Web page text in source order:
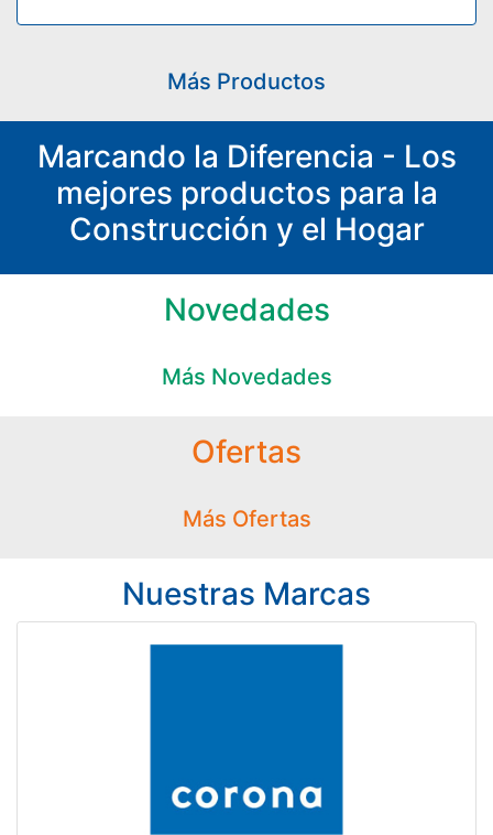
Más Productos
Marcando la Diferencia - Los
mejores productos para la
Construcción y el Hogar
Novedades
Más Novedades
Ofertas
Más Ofertas
Nuestras Marcas